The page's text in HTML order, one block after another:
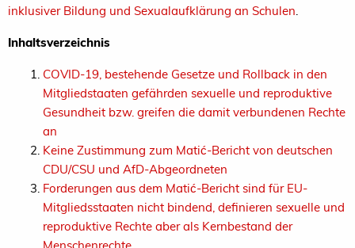
inklusiver Bildung und Sexualaufklärung an Schulen.
Inhaltsverzeichnis
COVID-19, bestehende Gesetze und Rollback in den
Mitgliedstaaten gefährden sexuelle und reproduktive
Gesundheit bzw. greifen die damit verbundenen Rechte
an
Keine Zustimmung zum Matić-Bericht von deutschen
CDU/CSU und AfD-Abgeordneten
Forderungen aus dem Matić-Bericht sind für EU-
Mitgliedsstaaten nicht bindend, definieren sexuelle und
reproduktive Rechte aber als Kernbestand der